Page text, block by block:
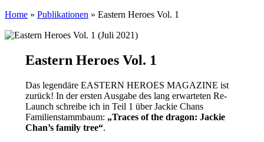
Home » Publikationen » Eastern Heroes Vol. 1
Eastern Heroes Vol. 1
Das legendäre EASTERN HEROES MAGAZINE ist
zurück! In der ersten Ausgabe des lang erwarteten Re-
Launch schreibe ich in Teil 1 über Jackie Chans
Familienstammbaum: „Traces of the dragon: Jackie
Chan’s family tree“.